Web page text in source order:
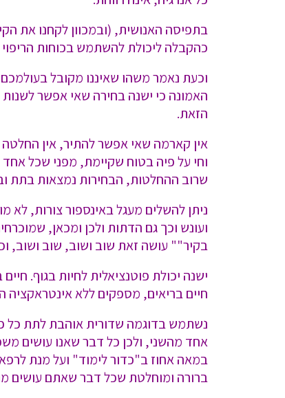
בתפיסה האנושית, (ובמכוון לקחנו את
כהקבלה ליכולת להשתמש בכוחות
וכעת נאמר משהו שאיננו מקובל
האמונה כי ישנה בחירה שאי אפשר
הזאת.
אין קארמה שאי אפשר להתיר, אין
וחי על פיה בטוח שקיימת, מפני שכל אחד
שרוב ההחלטות, הבחירות נמצאות בתת
ניתן להשלים מעגל באינספור צורות,
ועונש וכך גם הדתות ולכן ומכאן,
בקיר"" עושה זאת שוב ושוב, שוב ושוב,
ישנה יכולת פוטנציאלית לחיות בגוף.
חיים בריאים, מספקים ללא אינטראקציה
נשתמש בדוגמה שדורית אוהבת לתת כל
אחד מהשני, ולכן כל דבר שאנו עושים
במאה אחוז ב"כדור לימוד" ועל מנת
ברורה ומוחלטת שכל דבר שאתם עושים